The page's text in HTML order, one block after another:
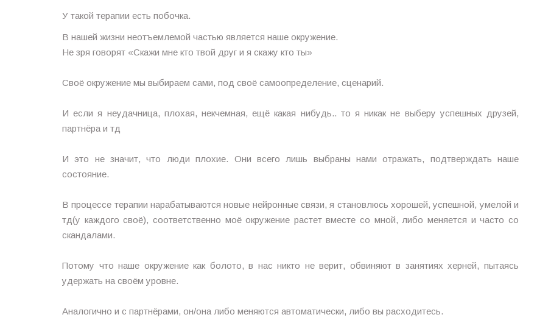
У такой терапии есть побочка.
В нашей жизни неотъемлемой частью является наше окружение.
Не зря говорят «Скажи мне кто твой друг и я скажу кто ты»
Своё окружение мы выбираем сами, под своё самоопределение, сценарий.
И если я неудачница, плохая, некчемная, ещё какая нибудь.. то я никак не выберу успешных друзей,
партнёра и тд
И это не значит, что люди плохие. Они всего лишь выбраны нами отражать, подтверждать наше
состояние.
В процессе терапии нарабатываются новые нейронные связи, я становлюсь хорошей, успешной, умелой и
тд(у каждого своё), соответственно моё окружение растет вместе со мной, либо меняется и часто со
скандалами.
Потому что наше окружение как болото, в нас никто не верит, обвиняют в занятиях херней, пытаясь
удержать на своём уровне.
Аналогично и с партнёрами, он/она либо меняются автоматически, либо вы расходитесь.